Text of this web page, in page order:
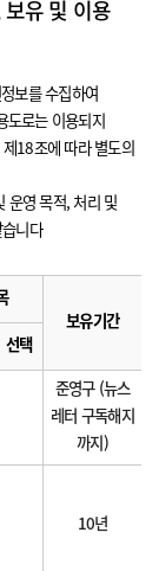
유 및 이용
보를 수집하여
도로는 이용되지
18조에 따라 별도의
운영 목적, 처리 및
니다
보유기간
선택
준영구 (뉴스
레터 구독해지
까지)
10년